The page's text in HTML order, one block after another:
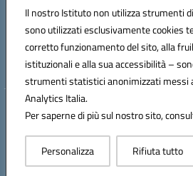
Il nostro Istituto non utilizza strumenti
sono utilizzati esclusivamente cookies
corretto funzionamento del sito, alla
istituzionali e alla sua accessibilità –
strumenti statistici anonimizzati messi
Analytics Italia.
Per saperne di più sul nostro sito,
Personalizza Rifiuta tutto
Codice fiscale: 93360210723
Codice meccanografico:BAIC80800A
Codice Indice delle Pubbliche
Codice unico di fatturazione (CUF): UFK0WW
Hosting & Powered by
Concept & Design by